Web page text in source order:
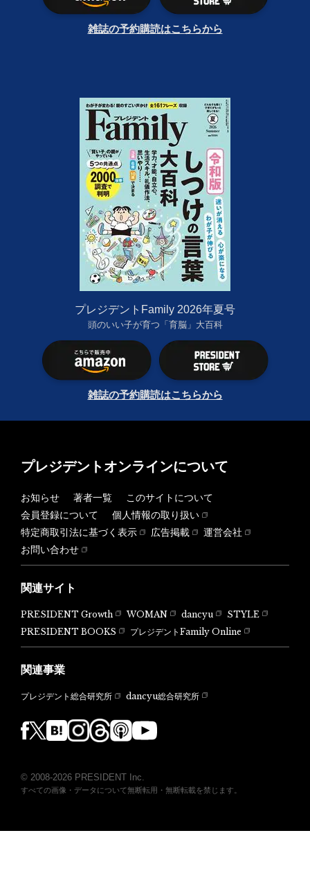
雑誌の予約購読はこちらから
プレジデントFamily 2026年夏号
頭のいい子が育つ「育脳」大百科
雑誌の予約購読はこちらから
プレジデントオンラインについて
お知らせ 著者一覧
このサイトについて
会員登録について
個人情報の取り扱い
特定商取引法に基づく表示
広告掲載
運営会社
お問い合わせ
関連サイト
PRESIDENT Growth WOMAN dancyu
STYLE
PRESIDENT BOOKS
プレジデントFamily Online
関連事業
プレジデント総合研究所 dancyu総合研究所
© 2008-2026 PRESIDENT Inc.
すべての画像・データについて無断転用・無断転載を禁じます。